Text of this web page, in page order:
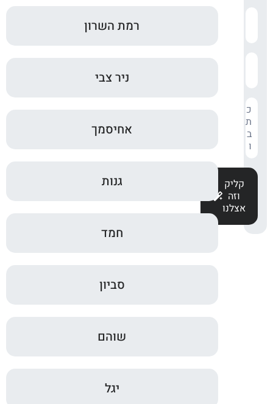
קליק
וזה
אצלנו
רמת השרון
ניר צבי
אחיסמך
גנות
חמד
סביון
שוהם
יגל